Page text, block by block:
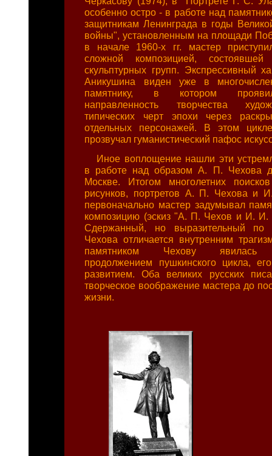
особенно остро - в работе над
защитникам Ленинграда в годы
войны", установленным на площади
в начале 1960-х гг. мастер
сложной композицией, состоявшей
скульптурных групп. Экспрессивный
Аникушина виден уже в
памятнику, в котором
направленность творчества
типических черт эпохи через
отдельных персонажей. В этом
прозвучал гуманистический пафос
Иное воплощение нашли эти
в работе над образом А. П. Чехова
Москве. Итогом многолетних
рисунков, портретов А. П. Чехова и
первоначально мастер задумывал
композицию (эскиз "А. П. Чехов и И. И.
Сдержанный, но выразительный по
Чехова отличается внутренним
памятником Чехову явилась
продолжением пушкинского цикла,
развитием. Оба великих русских
творческое воображение мастера до
жизни.